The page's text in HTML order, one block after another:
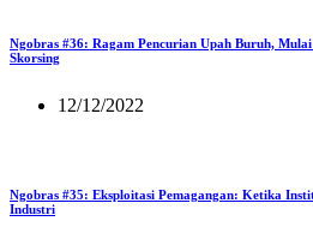
Ngobras #36: Ragam Pencurian Upah Buruh,
Skorsing
12/12/2022
Ngobras #35: Eksploitasi Pemagangan: Ketika
Industri